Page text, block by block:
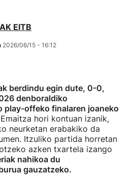
EITB
2026/06/15 - 16:12
berdindu egin dute, 0-0,
denboraldiko
play-offeko finalaren joaneko
hori kontuan izanik,
neurketan erabakiko da
Itzuliko partida horretan
azken txartela izango
nahikoa du
gauzatzeko.